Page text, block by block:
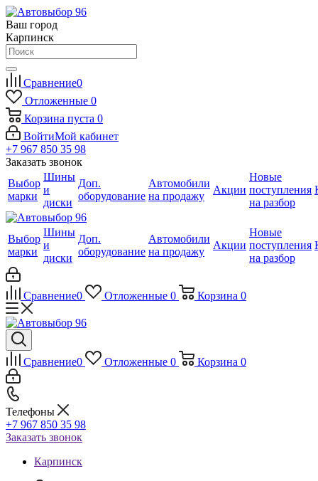
Ваш город
Карпинск
Сравнение0
Отложенные 0
Корзина пуста 0
ВойтиМой кабинет
+7 967 850 35 98
Заказать звонок
Выбор
марки
Шины
и
диски
Доп.
оборудование
Автомобили
на продажу
Акции
Новые
поступления
на разбор
Выбор
марки
Шины
и
диски
Доп.
оборудование
Автомобили
на продажу
Акции
Новые
поступления
на разбор
Сравнение0 Отложенные 0 Корзина 0
Сравнение0 Отложенные 0 Корзина 0
Телефоны
+7 967 850 35 98
Заказать звонок
Карпинск